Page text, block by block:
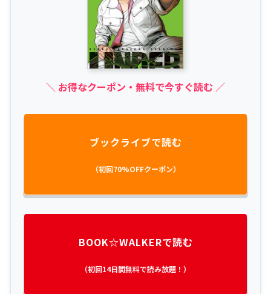
＼ お得なクーポン・無料で今すぐ読む ／
ブックライブで読む
（初回70%OFFクーポン）
BOOK☆WALKERで読む
（初回14日間無料で読み放題！）